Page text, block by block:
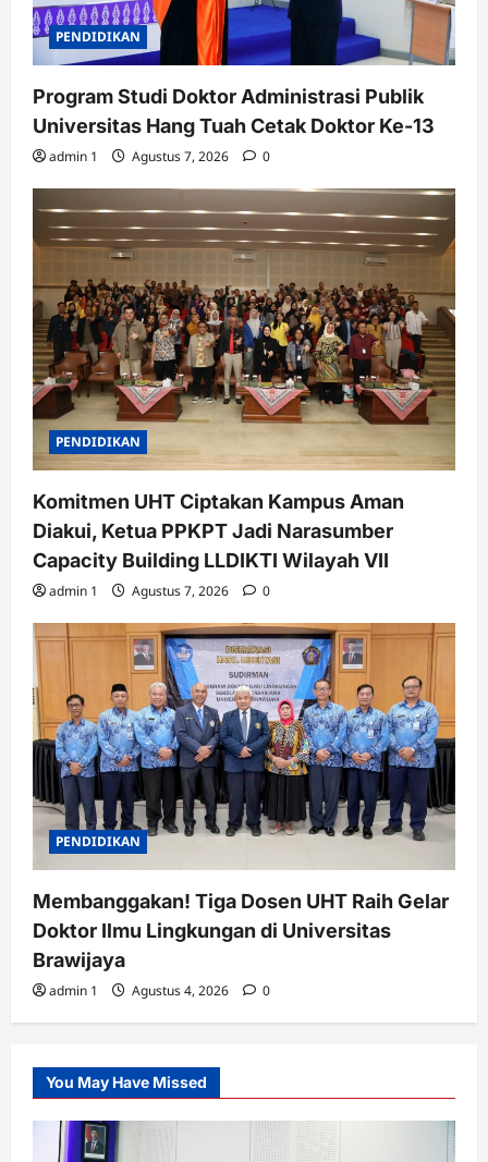
PENDIDIKAN
Program Studi Doktor Administrasi Publik
Universitas Hang Tuah Cetak Doktor Ke-13
admin 1 Agustus 7, 2026 0
PENDIDIKAN
Komitmen UHT Ciptakan Kampus Aman
Diakui, Ketua PPKPT Jadi Narasumber
Capacity Building LLDIKTI Wilayah VII
admin 1 Agustus 7, 2026 0
PENDIDIKAN
Membanggakan! Tiga Dosen UHT Raih Gelar
Doktor Ilmu Lingkungan di Universitas
Brawijaya
admin 1 Agustus 4, 2026 0
You May Have Missed